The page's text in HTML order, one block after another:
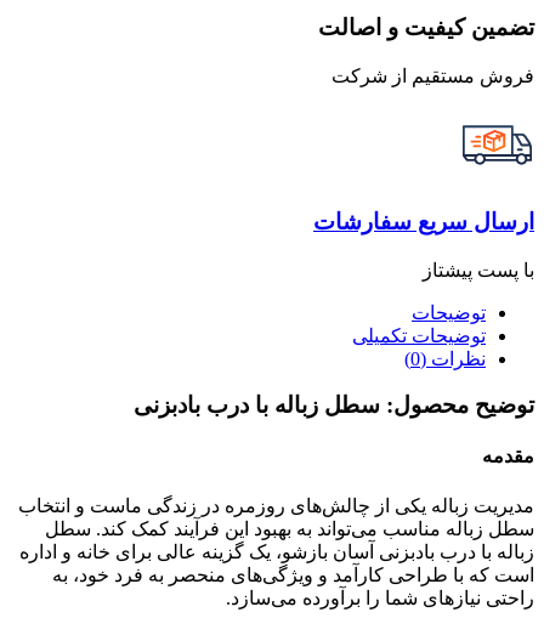
تضمین کیفیت و اصالت
فروش مستقیم از شرکت
ارسال سریع سفارشات
با پست پیشتاز
توضیحات
توضیحات تکمیلی
نظرات (0)
توضیح محصول: سطل زباله با درب بادبزنی
مقدمه
مدیریت زباله یکی از چالش‌های روزمره در زندگی ماست و انتخاب
سطل زباله مناسب می‌تواند به بهبود این فرآیند کمک کند. سطل
زباله با درب بادبزنی آسان بازشو، یک گزینه عالی برای خانه و اداره
است که با طراحی کارآمد و ویژگی‌های منحصر به فرد خود، به
راحتی نیازهای شما را برآورده می‌سازد.